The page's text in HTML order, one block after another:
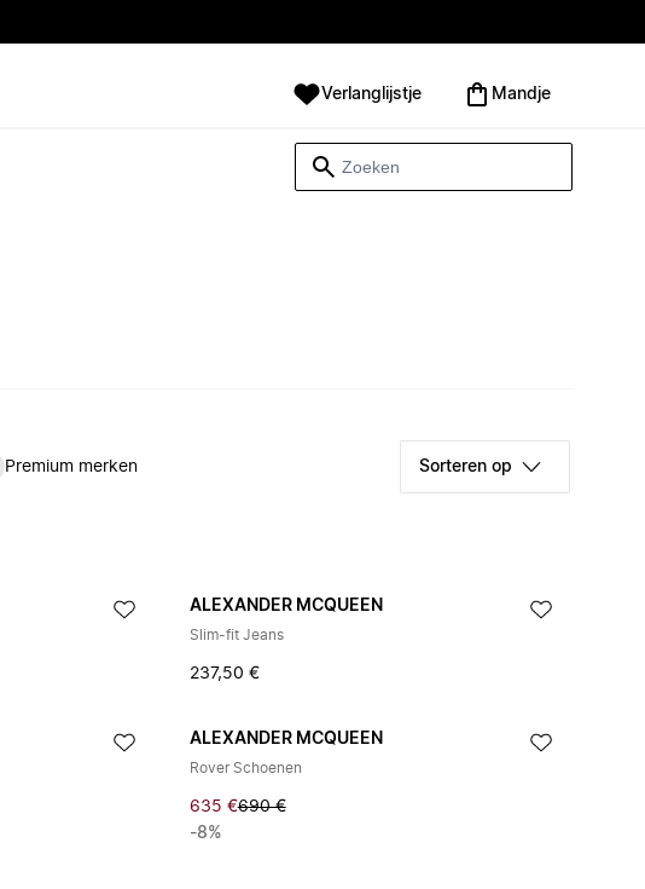
Verlanglijstje Mandje
Premium merken Sorteren op
ALEXANDER MCQUEEN
Slim-fit Jeans
237,50 €
ALEXANDER MCQUEEN
Rover Schoenen
635 €690 €
-8%